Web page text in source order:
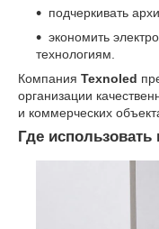
подчеркивать
экономить
технологиям.
Компания Texnoled
организации
и коммерческих
Где